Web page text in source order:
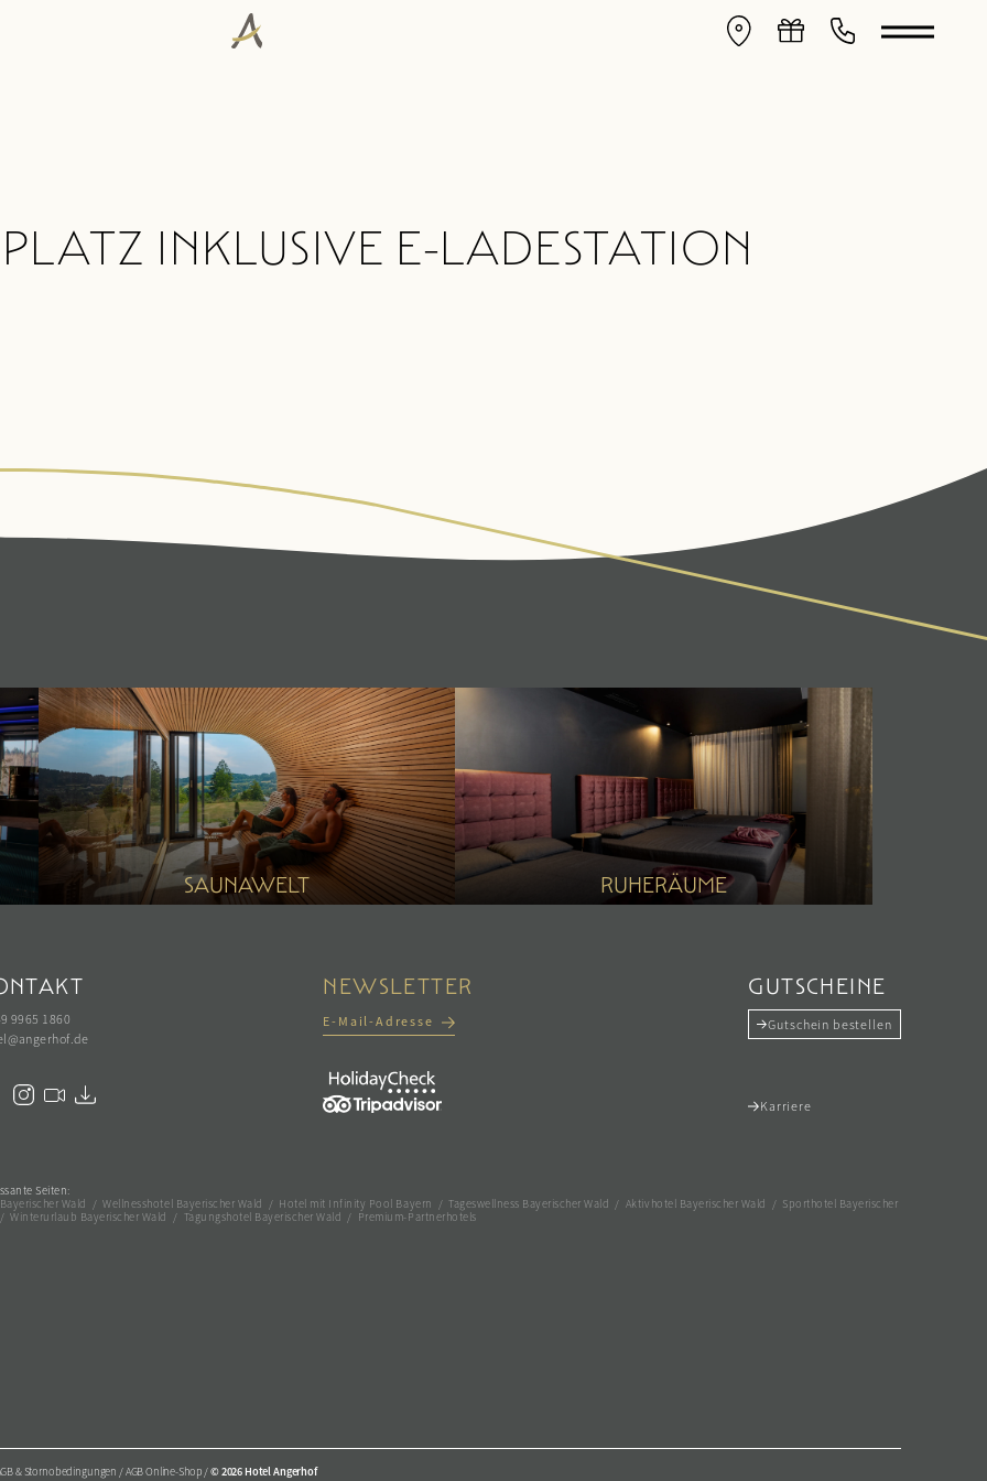
WALDSPA
Wasserwelt
Saunawelt
Ruheräume
Anwendungen
Day Spa
KULINARIK
¾-
Verwöhnpension
AKTIV & KULTUR
Fitness
Sommer
Winter
SEMINARE & EVENTS
Porscheausfahrt
Sommernachtsgala
INKLUSIVE E-LADESTATION
SAUNAWELT RUHERÄUME
9965 1860
angerhof.de
NEWSLETTER
E-Mail-Adresse
GUTSCHEINE
Gutschein bestellen
Karriere
Seiten:
Wald
/ Wellnesshotel Bayerischer Wald / Hotel mit Infinity Pool Bayern / Tageswellness Bayerischer Wald / Aktivhotel Bayerischer Wald / Sporthotel Bayerischer
/ Winterurlaub Bayerischer Wald / Tagungshotel Bayerischer Wald / Premium-Partnerhotels
& Stornobedingungen /AGB Online-Shop /© 2026 Hotel Angerhof